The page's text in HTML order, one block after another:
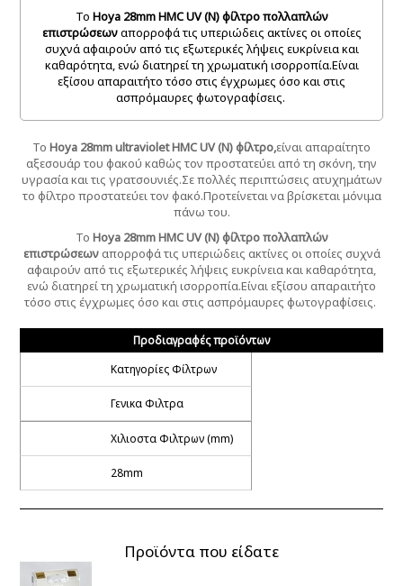
Το Hoya 28mm HMC UV (N) φίλτρο πολλαπλών
επιστρώσεωναπορροφά τις υπεριώδεις ακτίνες οι οποίες
συχνά αφαιρούν από τις εξωτερικές λήψεις ευκρίνεια και
καθαρότητα, ενώ διατηρεί τη χρωματική ισορροπία.Είναι
εξίσου απαραιτήτο τόσο στις έγχρωμες όσο και στις
ασπρόμαυρες φωτογραφίσεις.
Το Hoya 28mm ultraviolet HMC UV (N) φίλτρο,είναι απαραίτητο
αξεσουάρ του φακού καθώς τον προστατεύει από τη σκόνη, την
υγρασία και τις γρατσουνιές.Σε πολλές περιπτώσεις ατυχημάτων
το φίλτρο προστατεύει τον φακό.Προτείνεται να βρίσκεται μόνιμα
πάνω του.
Το Hoya 28mm HMC UV (N) φίλτρο πολλαπλών
επιστρώσεωναπορροφά τις υπεριώδεις ακτίνες οι οποίες συχνά
αφαιρούν από τις εξωτερικές λήψεις ευκρίνεια και καθαρότητα,
ενώ διατηρεί τη χρωματική ισορροπία.Είναι εξίσου απαραιτήτο
τόσο στις έγχρωμες όσο και στις ασπρόμαυρες φωτογραφίσεις.
Προδιαγραφές προϊόντων
Κατηγορίες Φίλτρων
Γενικα Φιλτρα
Χιλιοστα Φιλτρων (mm)
28mm
Προϊόντα που είδατε